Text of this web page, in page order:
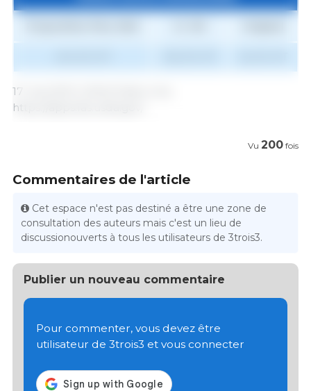
17 mai 2021/ USDA/ Etats-Unis.
https://apps.fas.usda.gov/
Vu 200 fois
Commentaires de l'article
Cet espace n'est pas destiné a être une zone de
consultation des auteurs mais c'est un lieu de
discussionouverts à tous les utilisateurs de 3trois3.
Publier un nouveau commentaire
Pour commenter, vous devez être
utilisateur de 3trois3 et vous connecter